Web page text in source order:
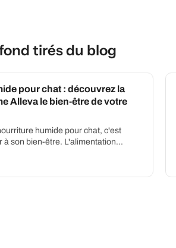
tirés du blog
pour chat : découvrez la
Alleva le bien-être de votre
humide pour chat, c'est
à son bien-être. L'alimentation...